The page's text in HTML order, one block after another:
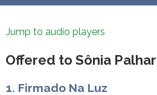
Jump to audio players
Offered to Sônia
1. Firmado Na Luz